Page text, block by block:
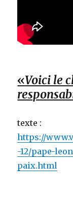
«Voici le
texte :
https://
-12/pape-
paix.html